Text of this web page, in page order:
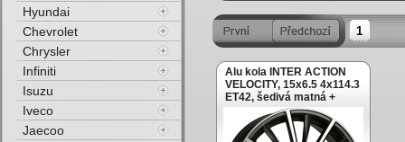
1
Alu kola INTER ACTION
VELOCITY, 15x6.5 4x114.3
ET42, šedivá matná +
Hyundai
Chevrolet
Chrysler
Infiniti
Isuzu
Iveco
Jaecoo